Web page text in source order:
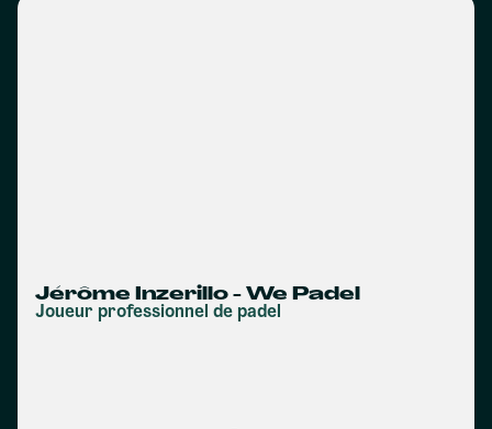
Jérôme Inzerillo - We Padel
Joueur professionnel de padel